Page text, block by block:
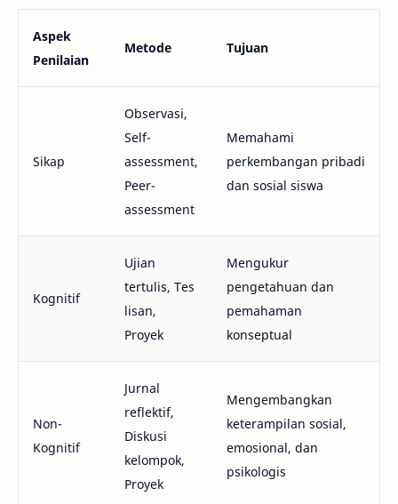
Aspek
Penilaian
Metode Tujuan
Sikap
Observasi,
Self-
assessment,
Peer-
assessment
Memahami
perkembangan pribadi
dan sosial siswa
Kognitif
Ujian
tertulis, Tes
lisan,
Proyek
Mengukur
pengetahuan dan
pemahaman
konseptual
Non-
Kognitif
Jurnal
reflektif,
Diskusi
kelompok,
Proyek
Mengembangkan
keterampilan sosial,
emosional, dan
psikologis